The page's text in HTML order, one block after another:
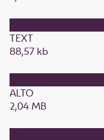
TEXT
88,57 kb
ALTO
2,04 MB